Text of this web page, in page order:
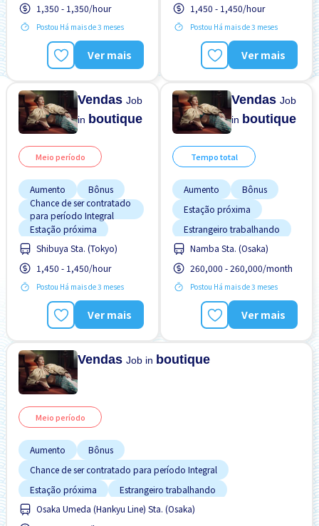
Menos com o tempo
Preferência por Homens
Preferência por Mulheres
Promoção
1,350 - 1,350/hour
Postou Há mais de 3 meses
Ver mais
Menos com o tempo
Preferência por Homens
Preferência por Mulheres
Promoção
1,450 - 1,450/hour
Postou Há mais de 3 meses
Ver mais
VendasJob
in boutique
Meio período
Aumento
Bônus
Chance de ser contratado
para período Integral
Estação próxima
Estrangeiro trabalhando
Menos com o tempo
Preferência por Homens
Preferência por Mulheres
Promoção
Shibuya Sta. (Tokyo)
1,450 - 1,450/hour
Postou Há mais de 3 meses
Ver mais
VendasJob
in boutique
Tempo total
Aumento
Bônus
Estação próxima
Estrangeiro trabalhando
Menos com o tempo
Preferência por Homens
Preferência por Mulheres
Promoção
Sem experiência OK
Namba Sta. (Osaka)
260,000 - 260,000/month
Postou Há mais de 3 meses
Ver mais
VendasJob in boutique
Meio período
Aumento
Bônus
Chance de ser contratado para período Integral
Estação próxima
Estrangeiro trabalhando
Menos com o tempo
Preferência por Homens
Osaka Umeda (Hankyu Line) Sta. (Osaka)